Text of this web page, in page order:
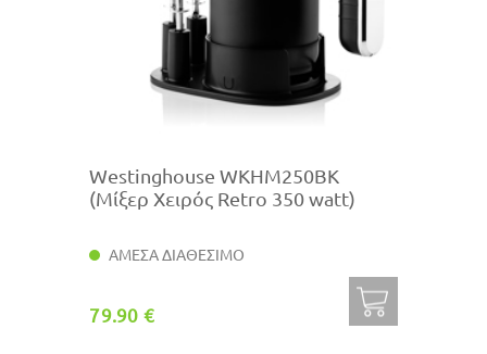
Westinghouse WKHM250BK
(Μίξερ Χειρός Retro 350 watt)
ΑΜΕΣΑ ΔΙΑΘΕΣΙΜΟ
79.90 €